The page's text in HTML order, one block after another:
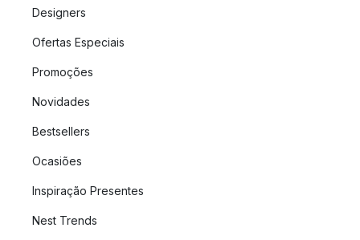
Designers
Ofertas Especiais
Promoções
Novidades
Bestsellers
Ocasiões
Inspiração Presentes
Nest Trends